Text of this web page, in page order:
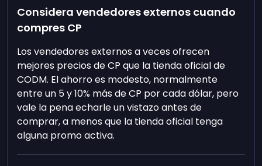
Considera vendedores externos cuando
compres CP
Los vendedores externos a veces ofrecen
mejores precios de CP que la tienda oficial de
CODM. El ahorro es modesto, normalmente
entre un 5 y 10% más de CP por cada dólar, pero
vale la pena echarle un vistazo antes de
comprar, a menos que la tienda oficial tenga
alguna promo activa.